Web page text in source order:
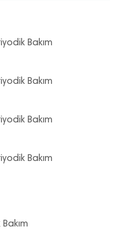
Bakım
Bakım
Bakım
Bakım